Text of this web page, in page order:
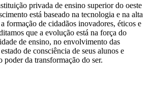
privada de ensino superior do oeste
está baseado na tecnologia e na alta
formação de cidadãos inovadores, éticos e
que a evolução está na força do
de ensino, no envolvimento das
de consciência de seus alunos e
poder da transformação do ser.